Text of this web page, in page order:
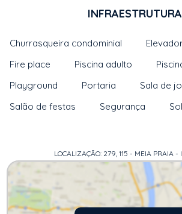
INFRAESTRUTURA
Churrasqueira condominial
Fire place
Piscina adulto
Playground
Portaria
Sala de
Salão de festas
Segurança
LOCALIZAÇÃO: 279, 115 - MEIA PRAIA -